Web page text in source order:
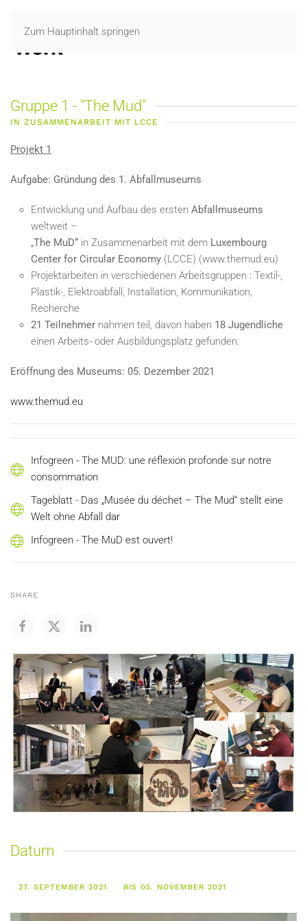
Zum Hauptinhalt springen
Gruppe 1 - "The Mud"
IN ZUSAMMENARBEIT MIT LCCE
Projekt 1
Aufgabe: Gründung des 1. Abfallmuseums
Entwicklung und Aufbau des ersten Abfallmuseums
weltweit –
„The MuD“ in Zusammenarbeit mit dem Luxembourg
Center for Circular Economy (LCCE) (www.themud.eu)
Projektarbeiten in verschiedenen Arbeitsgruppen : Textil-,
Plastik-, Elektroabfall, Installation, Kommunikation,
Recherche
21 Teilnehmer nahmen teil, davon haben 18 Jugendliche
einen Arbeits- oder Ausbildungsplatz gefunden.
Eröffnung des Museums: 05. Dezember 2021
www.themud.eu
Infogreen - The MUD: une réflexion profonde sur notre
consommation
Tageblatt - Das „Musée du déchet – The Mud“ stellt eine
Welt ohne Abfall dar
Infogreen - The MuD est ouvert!
SHARE
Datum
27. SEPTEMBER 2021 BIS 05. NOVEMBER 2021